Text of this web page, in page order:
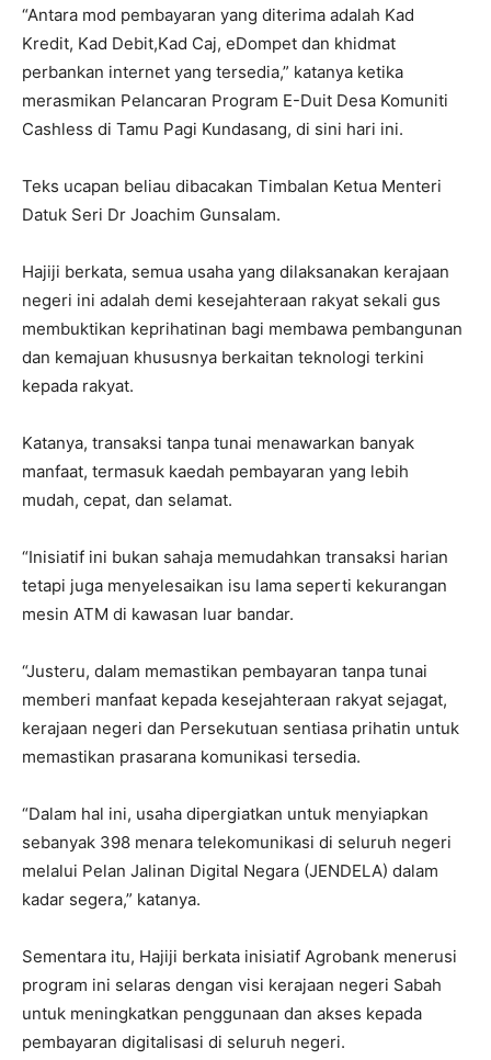
“Antara mod pembayaran yang diterima adalah Kad
Kredit, Kad Debit,Kad Caj, eDompet dan khidmat
perbankan internet yang tersedia,” katanya ketika
merasmikan Pelancaran Program E-Duit Desa Komuniti
Cashless di Tamu Pagi Kundasang, di sini hari ini.
Teks ucapan beliau dibacakan Timbalan Ketua Menteri
Datuk Seri Dr Joachim Gunsalam.
Hajiji berkata, semua usaha yang dilaksanakan kerajaan
negeri ini adalah demi kesejahteraan rakyat sekali gus
membuktikan keprihatinan bagi membawa pembangunan
dan kemajuan khususnya berkaitan teknologi terkini
kepada rakyat.
Katanya, transaksi tanpa tunai menawarkan banyak
manfaat, termasuk kaedah pembayaran yang lebih
mudah, cepat, dan selamat.
“Inisiatif ini bukan sahaja memudahkan transaksi harian
tetapi juga menyelesaikan isu lama seperti kekurangan
mesin ATM di kawasan luar bandar.
“Justeru, dalam memastikan pembayaran tanpa tunai
memberi manfaat kepada kesejahteraan rakyat sejagat,
kerajaan negeri dan Persekutuan sentiasa prihatin untuk
memastikan prasarana komunikasi tersedia.
“Dalam hal ini, usaha dipergiatkan untuk menyiapkan
sebanyak 398 menara telekomunikasi di seluruh negeri
melalui Pelan Jalinan Digital Negara (JENDELA) dalam
kadar segera,” katanya.
Sementara itu, Hajiji berkata inisiatif Agrobank menerusi
program ini selaras dengan visi kerajaan negeri Sabah
untuk meningkatkan penggunaan dan akses kepada
pembayaran digitalisasi di seluruh negeri.